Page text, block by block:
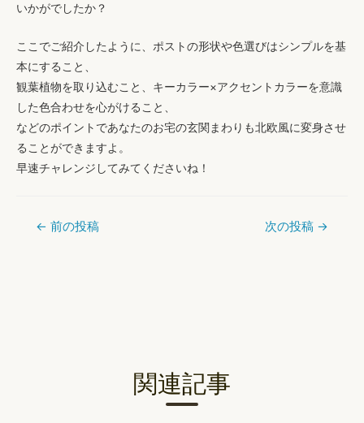
いかがでしたか？
ここでご紹介したように、 ポストの形状や色選びはシンプルを基
本にすること、
観葉植物を取り込むこと、キーカラー×アクセントカラーを意識
した色合わせを心がけること
などのポイントであなたのお宅の玄関まわりも北欧風に変身させ
ることができますよ。
早速チャレンジしてみてくださいね！
← 前の投稿 次の投稿 →
関連記事